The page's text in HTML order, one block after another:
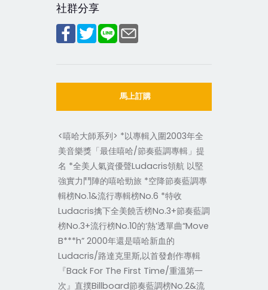
社群分享
馬上訂購
<嘻哈大師系列> *以專輯入圍2003年全
美音樂獎「最佳嘻哈/節奏藍調專輯」提
名 *全美人氣資優聲Ludacris領航 以堅
強實力鬥陣的嘻哈勁旅 *空降節奏藍調專
輯榜No.1&流行專輯榜No.6 *特收
Ludacris擒下全美饒舌榜No.3+節奏藍調
榜No.3+流行榜No.10的‘熱’透單曲“Move
B***h” 2000年還是嘻哈新血的
Ludacris/路達克里斯,以首發創作專輯
『Back For The First Time/重溫第一
次』直撲Billboard節奏藍調榜No.2&流